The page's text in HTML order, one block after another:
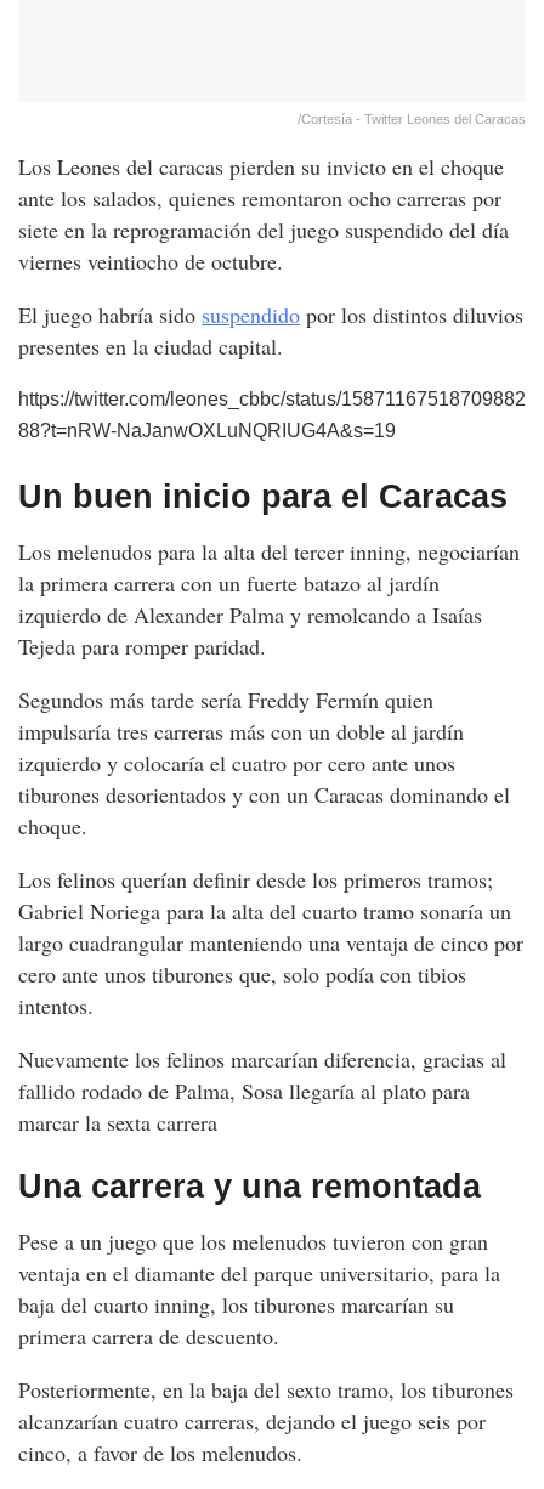
/Cortesía - Twitter Leones del Caracas
Los Leones del caracas pierden su invicto en el choque
ante los salados, quienes remontaron ocho carreras por
siete en la reprogramación del juego suspendido del día
viernes veintiocho de octubre.
El juego habría sido suspendido por los distintos diluvios
presentes en la ciudad capital.
https://twitter.com/leones_cbbc/status/15871167518709882
88?t=nRW-NaJanwOXLuNQRIUG4A&s=19
Un buen inicio para el Caracas
Los melenudos para la alta del tercer inning, negociarían
la primera carrera con un fuerte batazo al jardín
izquierdo de Alexander Palma y remolcando a Isaías
Tejeda para romper paridad.
Segundos más tarde sería Freddy Fermín quien
impulsaría tres carreras más con un doble al jardín
izquierdo y colocaría el cuatro por cero ante unos
tiburones desorientados y con un Caracas dominando el
choque.
Los felinos querían definir desde los primeros tramos;
Gabriel Noriega para la alta del cuarto tramo sonaría un
largo cuadrangular manteniendo una ventaja de cinco por
cero ante unos tiburones que, solo podía con tibios
intentos.
Nuevamente los felinos marcarían diferencia, gracias al
fallido rodado de Palma, Sosa llegaría al plato para
marcar la sexta carrera
Una carrera y una remontada
Pese a un juego que los melenudos tuvieron con gran
ventaja en el diamante del parque universitario, para la
baja del cuarto inning, los tiburones marcarían su
primera carrera de descuento.
Posteriormente, en la baja del sexto tramo, los tiburones
alcanzarían cuatro carreras, dejando el juego seis por
cinco, a favor de los melenudos.